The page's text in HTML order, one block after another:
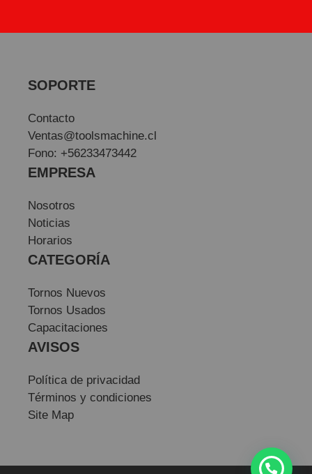
SOPORTE
Contacto
Ventas@toolsmachine.cl
Fono: +56233473442
EMPRESA
Nosotros
Noticias
Horarios
CATEGORÍA
Tornos Nuevos
Tornos Usados
Capacitaciones
AVISOS
Política de privacidad
Términos y condiciones
Site Map